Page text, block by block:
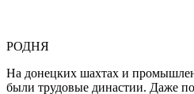
РОДНЯ
На донецких шахтах и
были трудовые династии. Даже